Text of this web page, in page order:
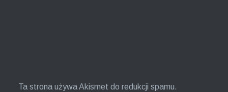
Ta strona używa Akismet do redukcji spamu.